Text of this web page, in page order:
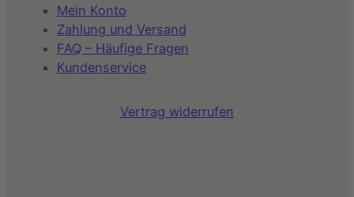
Mein Konto
Zahlung und Versand
FAQ – Häufige Fragen
Kundenservice
Vertrag widerrufen